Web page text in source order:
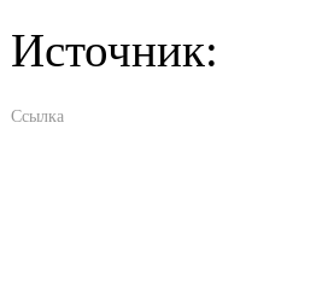
Источник:
Ссылка